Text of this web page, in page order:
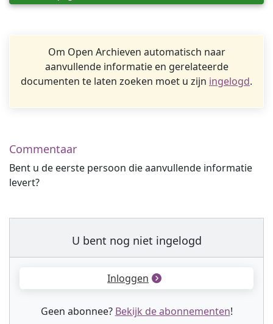
Om Open Archieven automatisch naar
aanvullende informatie en gerelateerde
documenten te laten zoeken moet u zijn ingelogd.
Commentaar
Bent u de eerste persoon die aanvullende informatie
levert?
U bent nog niet ingelogd
Inloggen
Geen abonnee? Bekijk de abonnementen!